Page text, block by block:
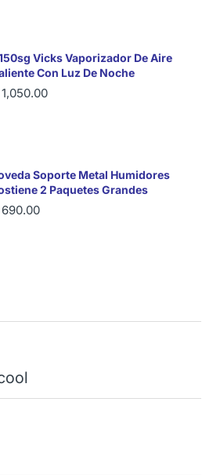
Vicks Vaporizador De Aire
Con Luz De Noche
Soporte Metal Humidores
2 Paquetes Grandes